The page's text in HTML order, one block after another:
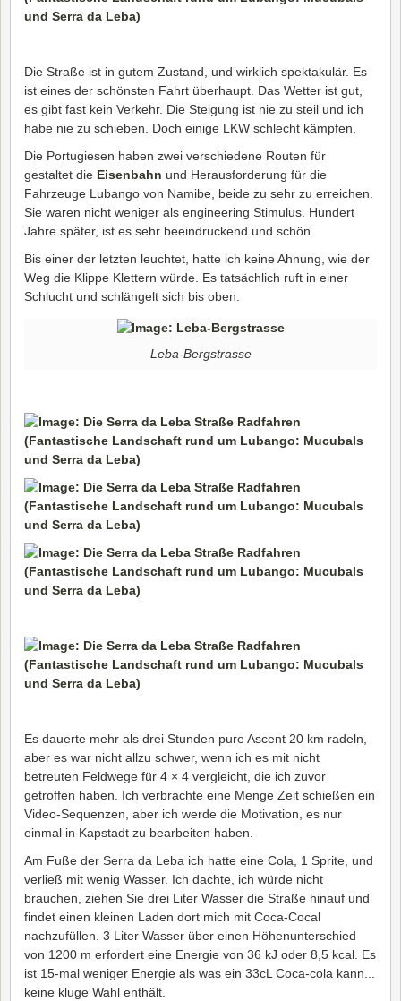
Die Straße ist in gutem Zustand, und wirklich spektakulär. Es
ist eines der schönsten Fahrt überhaupt. Das Wetter ist gut,
es gibt fast kein Verkehr. Die Steigung ist nie zu steil und ich
habe nie zu schieben. Doch einige LKW schlecht kämpfen.
Die Portugiesen haben zwei verschiedene Routen für
gestaltet die Eisenbahn und Herausforderung für die
Fahrzeuge Lubango von Namibe, beide zu sehr zu erreichen.
Sie waren nicht weniger als engineering Stimulus. Hundert
Jahre später, ist es sehr beeindruckend und schön.
Bis einer der letzten leuchtet, hatte ich keine Ahnung, wie der
Weg die Klippe Klettern würde. Es tatsächlich ruft in einer
Schlucht und schlängelt sich bis oben.
Leba-Bergstrasse
Es dauerte mehr als drei Stunden pure Ascent 20 km radeln,
aber es war nicht allzu schwer, wenn ich es mit nicht
betreuten Feldwege für 4 × 4 vergleicht, die ich zuvor
getroffen haben. Ich verbrachte eine Menge Zeit schießen ein
Video-Sequenzen, aber ich werde die Motivation, es nur
einmal in Kapstadt zu bearbeiten haben.
Am Fuße der Serra da Leba ich hatte eine Cola, 1 Sprite, und
verließ mit wenig Wasser. Ich dachte, ich würde nicht
brauchen, ziehen Sie drei Liter Wasser die Straße hinauf und
findet einen kleinen Laden dort mich mit Coca-Cocal
nachzufüllen. 3 Liter Wasser über einen Höhenunterschied
von 1200 m erfordert eine Energie von 36 kJ oder 8,5 kcal. Es
ist 15-mal weniger Energie als was ein 33cL Coca-cola kann...
keine kluge Wahl enthält.